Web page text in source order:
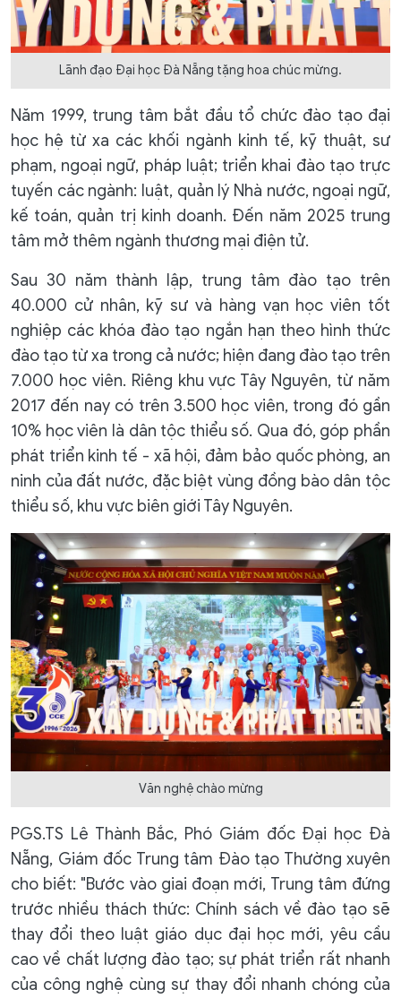
Lãnh đạo Đại học Đà Nẵng tặng hoa chúc mừng.
Năm 1999, trung tâm bắt đầu tổ chức đào tạo đại
học hệ từ xa các khối ngành kinh tế, kỹ thuật, sư
phạm, ngoại ngữ, pháp luật; triển khai đào tạo trực
tuyến các ngành: luật, quản lý Nhà nước, ngoại ngữ,
kế toán, quản trị kinh doanh. Đến năm 2025 trung
tâm mở thêm ngành thương mại điện tử.
Sau 30 năm thành lập, trung tâm đào tạo trên
40.000 cử nhân, kỹ sư và hàng vạn học viên tốt
nghiệp các khóa đào tạo ngắn hạn theo hình thức
đào tạo từ xa trong cả nước; hiện đang đào tạo trên
7.000 học viên. Riêng khu vực Tây Nguyên, từ năm
2017 đến nay có trên 3.500 học viên, trong đó gần
10% học viên là dân tộc thiểu số. Qua đó, góp phần
phát triển kinh tế - xã hội, đảm bảo quốc phòng, an
ninh của đất nước, đặc biệt vùng đồng bào dân tộc
thiểu số, khu vực biên giới Tây Nguyên.
Văn nghệ chào mừng
PGS.TS Lê Thành Bắc, Phó Giám đốc Đại học Đà
Nẵng, Giám đốc Trung tâm Đào tạo Thường xuyên
cho biết: "Bước vào giai đoạn mới, Trung tâm đứng
trước nhiều thách thức: Chính sách về đào tạo sẽ
thay đổi theo luật giáo dục đại học mới, yêu cầu
cao về chất lượng đào tạo; sự phát triển rất nhanh
của công nghệ cùng sự thay đổi nhanh chóng của